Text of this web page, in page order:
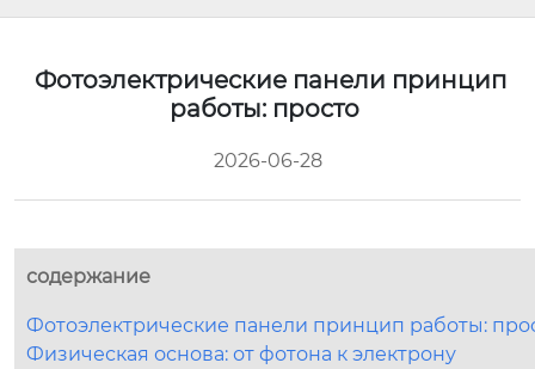
Фотоэлектрические панели принцип
работы: просто
2026-06-28
содержание
Фотоэлектрические панели принцип работы:
Физическая основа: от фотона к электрону